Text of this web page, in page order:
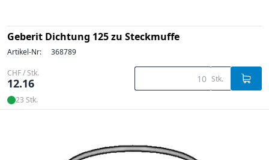
Geberit Dichtung 125 zu Steckmuffe
Artikel-Nr: 368789
CHF / Stk.
12.16 Stk.
23 Stk.